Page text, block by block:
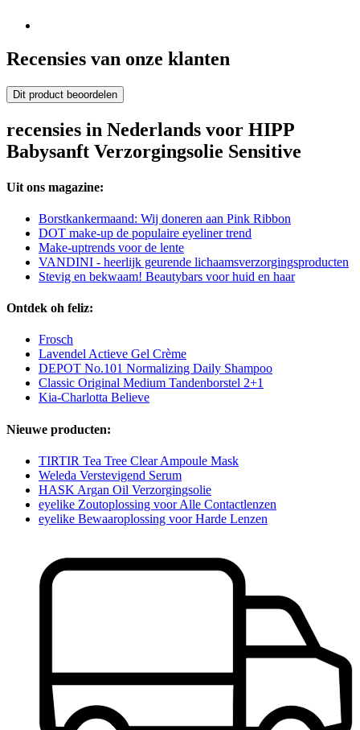
Recensies van onze klanten
Dit product beoordelen
recensies in Nederlands voor HIPP
Babysanft Verzorgingsolie Sensitive
Uit ons magazine:
Borstkankermaand: Wij doneren aan Pink Ribbon
DOT make-up de populaire eyeliner trend
Make-uptrends voor de lente
VANDINI - heerlijk geurende lichaamsverzorgingsproducten
Stevig en bekwaam! Beautybars voor huid en haar
Ontdek oh feliz:
Frosch
Lavendel Actieve Gel Crème
DEPOT No.101 Normalizing Daily Shampoo
Classic Original Medium Tandenborstel 2+1
Kia-Charlotta Believe
Nieuwe producten:
TIRTIR Tea Tree Clear Ampoule Mask
Weleda Verstevigend Serum
HASK Argan Oil Verzorgingsolie
eyelike Zoutoplossing voor Alle Contactlenzen
eyelike Bewaaroplossing voor Harde Lenzen